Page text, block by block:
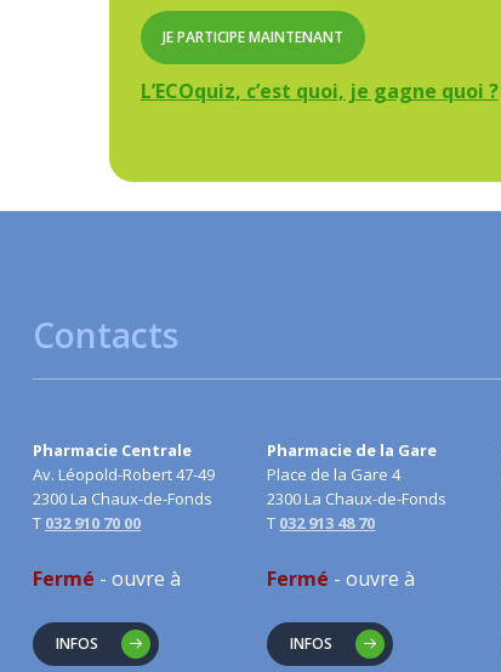
JE PARTICIPE MAINTENANT
L’ECOquiz, c’est quoi, je gagne quoi ?
Contacts
Pharmacie Centrale
Av. Léopold-Robert 47-49
2300 La Chaux-de-Fonds
T 032 910 70 00
Fermé - ouvre à
INFOS
Pharmacie de la Gare
Place de la Gare 4
2300 La Chaux-de-Fonds
T 032 913 48 70
Fermé - ouvre à
INFOS